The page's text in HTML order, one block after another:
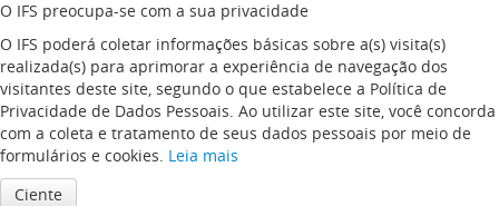
O IFS preocupa-se com a sua privacidade
O IFS poderá coletar informações básicas sobre a(s) visita(s)
realizada(s) para aprimorar a experiência de navegação dos
visitantes deste site, segundo o que estabelece a Política de
Privacidade de Dados Pessoais. Ao utilizar este site, você concorda
com a coleta e tratamento de seus dados pessoais por meio de
formulários e cookies. Leia mais
Ciente